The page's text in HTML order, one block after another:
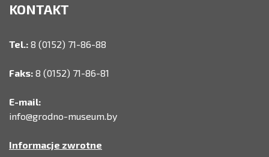
KONTAKT
Tel.: 8 (0152) 71-86-88
Faks: 8 (0152) 71-86-81
E-mail:
info@grodno-museum.by
Informacje zwrotne